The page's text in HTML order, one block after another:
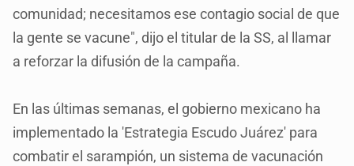
comunidad; necesitamos ese contagio social de que
la gente se vacune", dijo el titular de la SS, al llamar
a reforzar la difusión de la campaña.
En las últimas semanas, el gobierno mexicano ha
implementado la 'Estrategia Escudo Juárez' para
combatir el sarampión, un sistema de vacunación